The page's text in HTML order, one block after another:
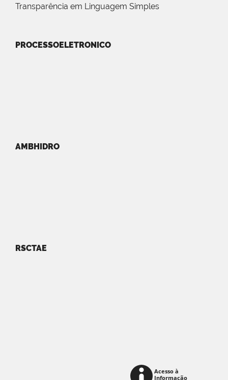
Transparência em Linguagem Simples
PROCESSOELETRONICO
AMBHIDRO
RSCTAE